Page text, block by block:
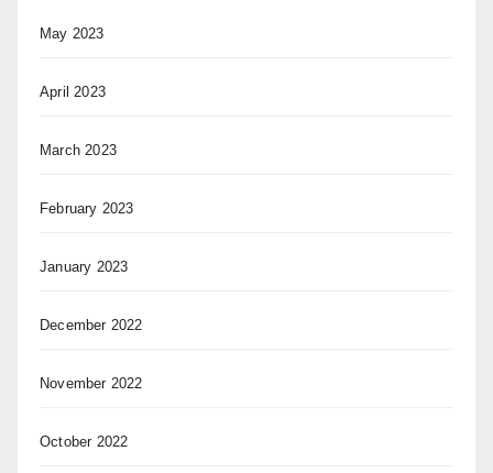
May 2023
April 2023
March 2023
February 2023
January 2023
December 2022
November 2022
October 2022